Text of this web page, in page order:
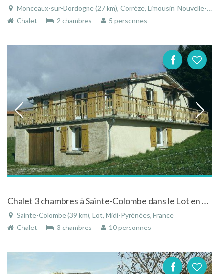
Monceaux-sur-Dordogne (27 km), Corrèze, Limousin, Nouvelle-Aquitaine, France
Chalet
2 chambres 5 personnes
Chalet 3 chambres à Sainte-Colombe dans le Lot en Midi Pyrénées avec grande terrasse
Sainte-Colombe (39 km), Lot, Midi-Pyrénées, France
Chalet
3 chambres 10 personnes